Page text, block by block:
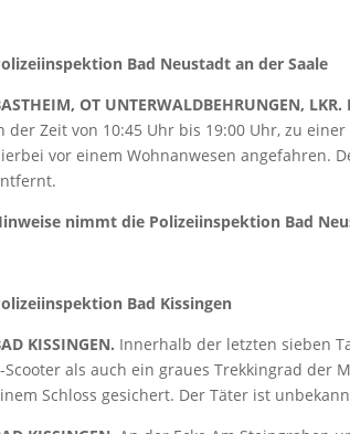
Bad Neustadt an der Saale
OT UNTERWALDBEHRUNGEN, LKR.
der Zeit von 10:45 Uhr bis 19:00 Uhr, zu
vor einem Wohnanwesen angefahren.
nimmt die Polizeiinspektion Bad
Bad Kissingen
KISSINGEN. Innerhalb der letzten sieben
Scooter als auch ein graues Trekkingrad der
Schloss gesichert. Der Täter ist